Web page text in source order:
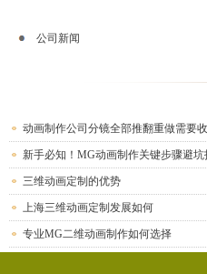
公司新闻
动画制作公司分镜全部推翻重做需要
新手必知！MG动画制作关键步骤避坑
三维动画定制的优势
上海三维动画定制发展如何
专业MG二维动画制作如何选择